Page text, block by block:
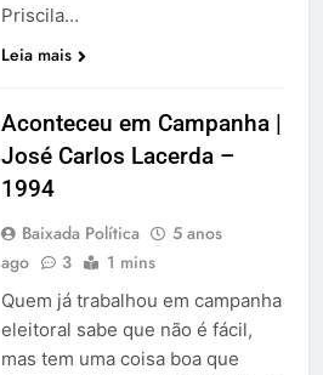
Priscila…
Leia mais
Aconteceu em Campanha |
José Carlos Lacerda –
1994
Baixada Política
5 anos
ago
3 1 mins
Quem já trabalhou em campanha
eleitoral sabe que não é fácil,
mas tem uma coisa boa que